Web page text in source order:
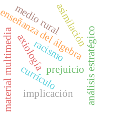
currículo
implicación
axiología
material multimedia
enseñanza del álgebraanálisis estratégico
asimilación
racismo
prejuicio
medio rural